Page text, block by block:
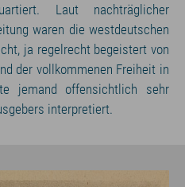
Laut nachträglicher
waren die westdeutschen
ja regelrecht begeistert von
der vollkommenen Freiheit in
jemand offensichtlich sehr
interpretiert.